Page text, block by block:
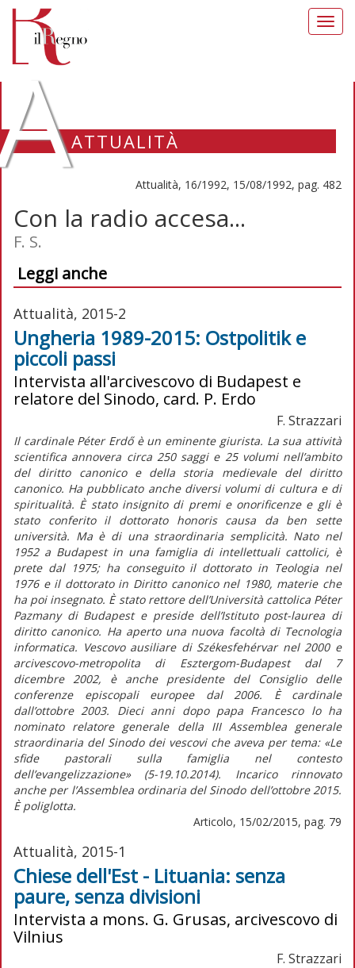
ATTUALITÀ
Attualità, 16/1992, 15/08/1992, pag. 482
Con la radio accesa...
F. S.
Leggi anche
Attualità, 2015-2
Ungheria 1989-2015: Ostpolitik e
piccoli passi
Intervista all'arcivescovo di Budapest e
relatore del Sinodo, card. P. Erdo
F. Strazzari
Il cardinale Péter Erdő è un eminente giurista. La sua attività
scientifica annovera circa 250 saggi e 25 volumi nell’ambito
del diritto canonico e della storia medievale del diritto
canonico. Ha pubblicato anche diversi volumi di cultura e di
spiritualità. È stato insignito di premi e onorificenze e gli è
stato conferito il dottorato honoris causa da ben sette
università. Ma è di una straordinaria semplicità. Nato nel
1952 a Budapest in una famiglia di intellettuali cattolici, è
prete dal 1975; ha conseguito il dottorato in Teologia nel
1976 e il dottorato in Diritto canonico nel 1980, materie che
ha poi insegnato. È stato rettore dell’Università cattolica Péter
Pazmany di Budapest e preside dell’Istituto post-laurea di
diritto canonico. Ha aperto una nuova facoltà di Tecnologia
informatica. Vescovo ausiliare di Székesfehérvar nel 2000 e
arcivescovo-metropolita di Esztergom-Budapest dal 7
dicembre 2002, è anche presidente del Consiglio delle
conferenze episcopali europee dal 2006. È cardinale
dall’ottobre 2003. Dieci anni dopo papa Francesco lo ha
nominato relatore generale della III Assemblea generale
straordinaria del Sinodo dei vescovi che aveva per tema: «Le
sfide pastorali sulla famiglia nel contesto
dell’evangelizzazione» (5-19.10.2014). Incarico rinnovato
anche per l’Assemblea ordinaria del Sinodo dell’ottobre 2015.
È poliglotta.
Articolo, 15/02/2015, pag. 79
Attualità, 2015-1
Chiese dell'Est - Lituania: senza
paure, senza divisioni
Intervista a mons. G. Grusas, arcivescovo di
Vilnius
F. Strazzari